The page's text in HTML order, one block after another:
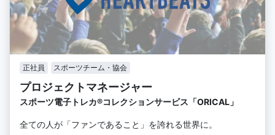
正社員 スポーツチーム・協会
プロジェクトマネージャー
スポーツ電子トレカ®︎コレクションサービス「ORICAL」
全ての人が「ファンであること」を誇れる世界に。